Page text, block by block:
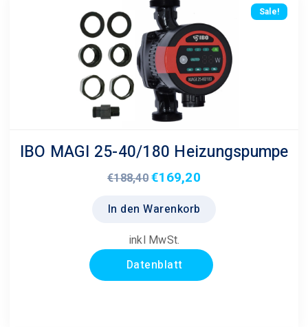
Sale!
IBO MAGI 25-40/180 Heizungspumpe
€188,40 Ursprünglicher
war:
€169,20Aktueller
In den Warenkorb
inkl MwSt.
Datenblatt